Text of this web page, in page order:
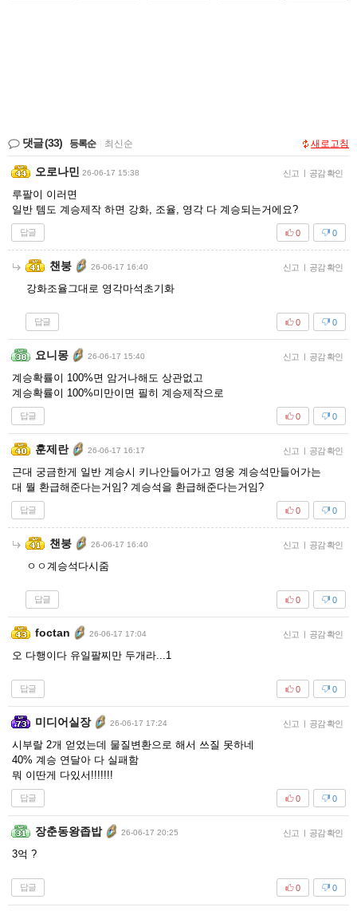
댓글(33) 등록순 최신순 새로고침
오로나민 26-06-17 15:38 신고 | 공감 확인
루팔이 이러면
일반 템도 계승제작 하면 강화, 조율, 영각 다 계승되는거에요?
답글 0
0
챈붕 26-06-17 16:40 신고 | 공감 확인
강화조율그대로 영각마석초기화
답글 0
0
요니몽 26-06-17 15:40 신고 | 공감 확인
계승확률이 100%면 암거나해도 상관없고
계승확률이 100%미만이면 필히 계승제작으로
답글 0
0
훈제란 26-06-17 16:17 신고 | 공감 확인
근대 궁금한게 일반 계승시 키나안들어가고 영웅 계승석만들어가는
대 뭘 환급해준다는거임? 계승석을 환급해준다는거임?
답글 0
0
챈붕 26-06-17 16:40 신고 | 공감 확인
ㅇㅇ계승석다시줌
답글 0
0
foctan 26-06-17 17:04 신고 | 공감 확인
오 다행이다 유일팔찌만 두개라...1
답글 0
0
미디어실장 26-06-17 17:24 신고 | 공감 확인
시부랄 2개 얻었는데 물질변환으로 해서 쓰질 못하네
40% 계승 연달아 다 실패함
뭐 이딴게 다있서!!!!!!!
답글 0
0
장춘동왕좁밥 26-06-17 20:25 신고 | 공감 확인
3억 ?
답글 0
0